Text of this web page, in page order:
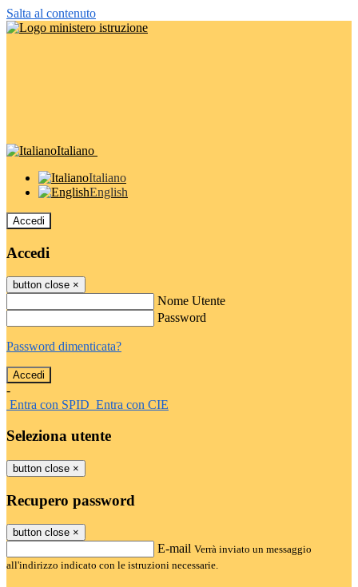
Salta al contenuto
Italiano
Italiano
English
Accedi
Accedi
button close ×
Nome Utente
Password
Password dimenticata?
-
Entra con SPID Entra con CIE
Seleziona utente
button close ×
Recupero password
button close ×
E-mail Verrà inviato un messaggio
all'indirizzo indicato con le istruzioni necessarie.